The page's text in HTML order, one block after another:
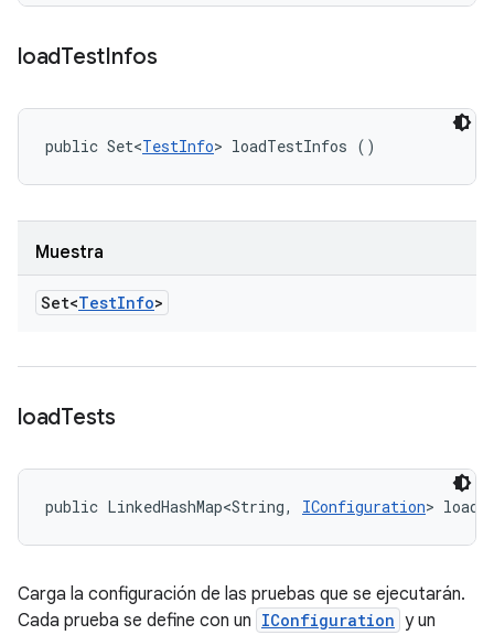
loadTestInfos
public Set<TestInfo> loadTestInfos ()
Muestra
Set<TestInfo>
loadTests
public LinkedHashMap<String, IConfiguration>
Carga la configuración de las pruebas que se ejecutarán.
Cada prueba se define con un IConfiguration y un